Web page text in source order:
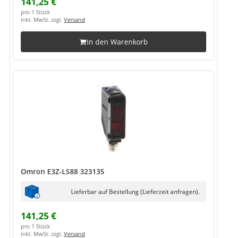
pro 1 Stück
inkl. MwSt. zzgl. Versand
In den Warenkorb
Omron E3Z-LS88 323135
Lieferbar auf Bestellung (Lieferzeit anfragen).
141,25 €
pro 1 Stück
inkl. MwSt. zzgl. Versand